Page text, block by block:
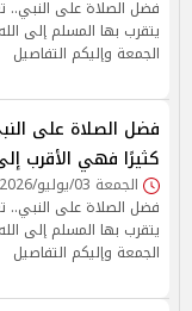
فضل الصلاة على النبي..
يتقرب بها المسلم إلى
الجمعة وإليكم التفاصيل
فضل الصلاة على
كثيرًا فهي الأقرب
الجمعة 03/يوليو/2026 - 12:06 م
فضل الصلاة على النبي..
يتقرب بها المسلم إلى
الجمعة وإليكم التفاصيل